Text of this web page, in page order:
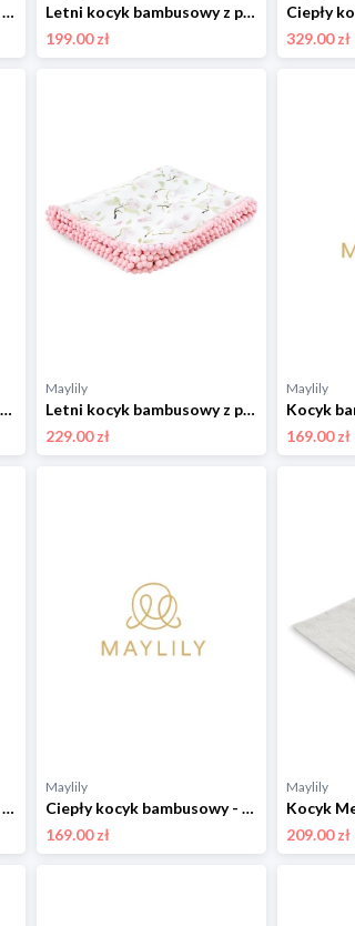
Ciepły kocyk bambusowy - Wilkiway - srebrny 110x150 cm
Letni kocyk bambusowy z pomponikami - Rajskie piórka 100x120 cm
199.00 zł
329.00 zł
Ciepły kocyk bambusowy Luxe - Wilkiway - grey 75x100 cm
Maylily
Letni kocyk bambusowy z pomponikami - Rozkwitajki 120x150 cm
229.00 zł
Maylily
169.00 zł
Ciepły kocyk bambusowy - Jeżynki - srebrny 110x150 cm
Maylily
Ciepły kocyk bambusowy - Jeżynki - srebrny 75x100 cm
169.00 zł
Maylily
Kocyk
209.00 zł